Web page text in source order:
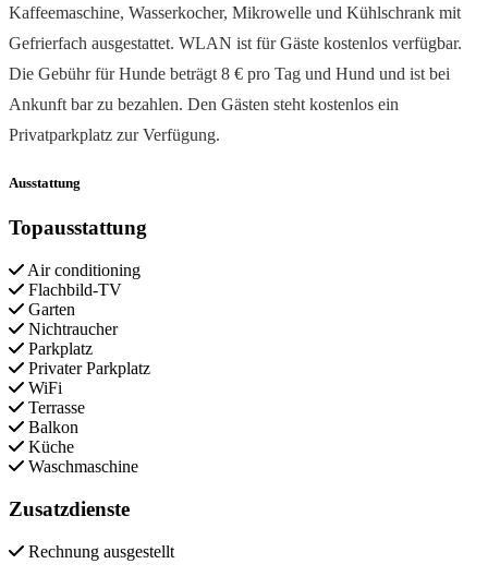
Kaffeemaschine, Wasserkocher, Mikrowelle und Kühlschrank mit
Gefrierfach ausgestattet. WLAN ist für Gäste kostenlos verfügbar.
Die Gebühr für Hunde beträgt 8 € pro Tag und Hund und ist bei
Ankunft bar zu bezahlen. Den Gästen steht kostenlos ein
Privatparkplatz zur Verfügung.
Ausstattung
Topausstattung
Air conditioning
Flachbild-TV
Garten
Nichtraucher
Parkplatz
Privater Parkplatz
WiFi
Terrasse
Balkon
Küche
Waschmaschine
Zusatzdienste
Rechnung ausgestellt